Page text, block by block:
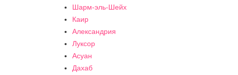
Шарм-эль-Шейх
Каир
Александрия
Луксор
Асуан
Дахаб